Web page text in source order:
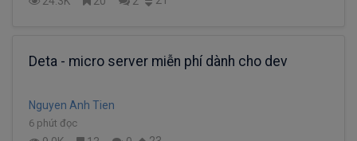
Deta - micro server miễn phí dành cho dev
Nguyen Anh Tien
6 phút đọc